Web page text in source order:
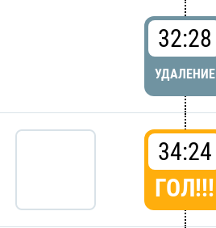
32:28
УДАЛЕНИЕ
34:24
ГОЛ!!!